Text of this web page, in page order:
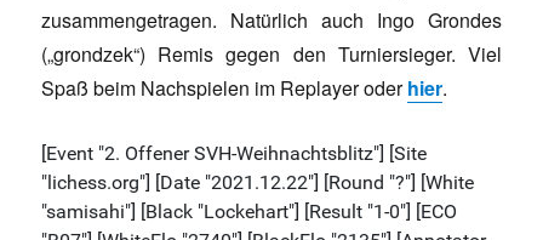
zusammengetragen. Natürlich auch Ingo Grondes
(„grondzek“) Remis gegen den Turniersieger. Viel
Spaß beim Nachspielen im Replayer oderhier.